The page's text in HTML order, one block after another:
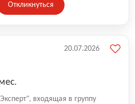
Откликнуться
входящая в группу
20.07.2026